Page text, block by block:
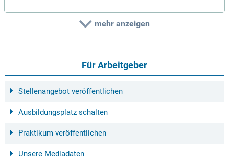
mehr anzeigen
Für Arbeitgeber
Stellenangebot veröffentlichen
Ausbildungsplatz schalten
Praktikum veröffentlichen
Unsere Mediadaten